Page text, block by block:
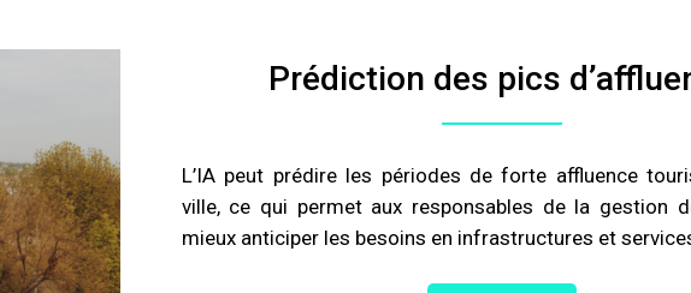
Prédiction des pics
L’IA peut prédire les périodes de forte affluence
ville, ce qui permet aux responsables de la gestion
mieux anticiper les besoins en infrastructures et